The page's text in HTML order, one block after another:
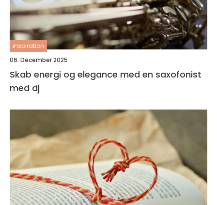
inspiration
06. December 2025
Skab energi og elegance med en saxofonist
med dj